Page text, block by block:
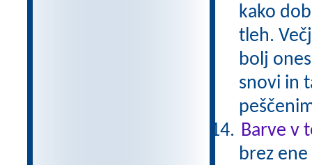
kako
tleh.
bolj
snovi in
Barve v
brez